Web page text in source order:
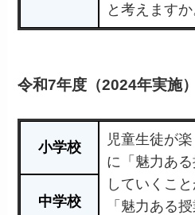
と考えますか
令和7年度（2024年実施）
小学校
児童生徒が
に「魅力あ
していくこ
「魅力ある
中学校